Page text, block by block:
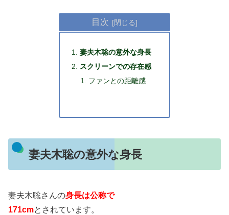
目次
妻夫木聡の意外な身長
スクリーンでの存在感
ファンとの距離感
妻夫木聡の意外な身長
妻夫木聡さんの身長は公称で
171cmとされています。